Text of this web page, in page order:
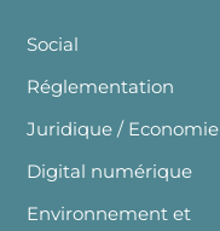
Social
Réglementation
Juridique / Economie
Digital numérique
Environnement et